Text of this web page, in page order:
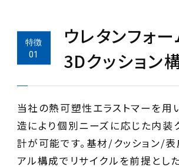
ウレタンフォ
3Dクッション
当社の熱可塑性エラストマーを用
造により個別ニーズに応じた内装
計が可能です。基材/クッション/表
アル構成でリサイクルを前提とし